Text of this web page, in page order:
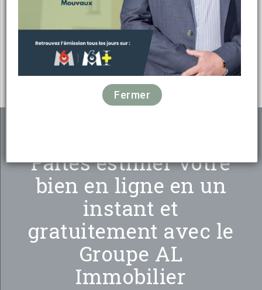
Faites estimer votre
bien en ligne en un
instant et
gratuitement avec le
Groupe AL
Immobilier